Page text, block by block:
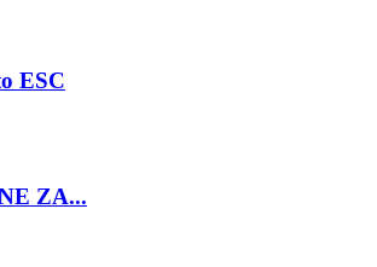
ESC
ZA...